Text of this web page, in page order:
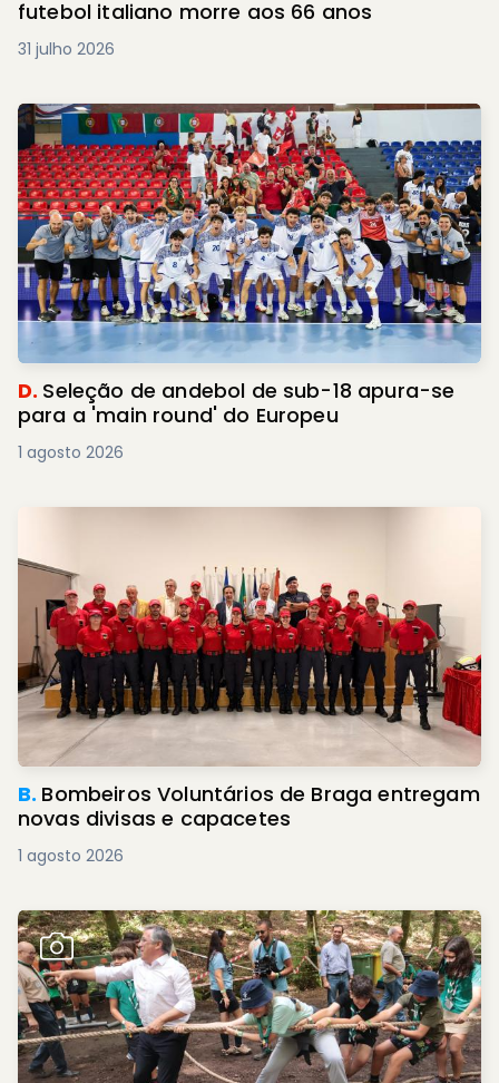
futebol italiano morre aos 66 anos
31 julho 2026
D. Seleção de andebol de sub-18 apura-se
para a 'main round' do Europeu
1 agosto 2026
B. Bombeiros Voluntários de Braga entregam
novas divisas e capacetes
1 agosto 2026